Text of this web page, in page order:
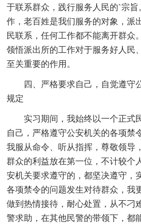
于联系群众，践行服务人民的`宗
作，老百姓是我们服务的对象，派
民联系，任何工作都不能离开群众
领悟派出所的工作对于服务好人民
至关重要的作用。
四、严格要求自己，自觉遵守
规定
实习期间，我始终以一个正式
自己，严格遵守公安机关的各项禁
我服从命令、听从指挥，尊敬领导
群众的利益放在第一位，不计较个
安机关要求遵守的，都坚决遵守，
各项禁令的问题发生对待群众，我
做到热情接待，耐心处置，从不刁
警求助，在其他民警的带领下，都